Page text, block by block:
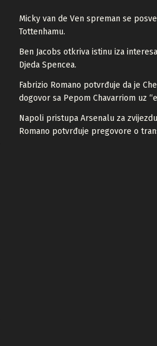
Micky van de Ven spreman se
Tottenhamu.
Ben Jacobs otkriva istinu iza
Djeda Spencea.
Fabrizio Romano potvrđuje da je
dogovor sa Pepom Chavarriom uz
Napoli pristupa Arsenalu za
Romano potvrđuje pregovore o